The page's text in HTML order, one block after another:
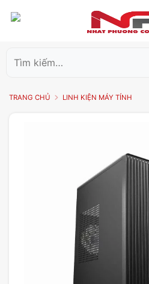
kiếm:
TRANG CHỦ LINH KIỆN MÁY TÍNH